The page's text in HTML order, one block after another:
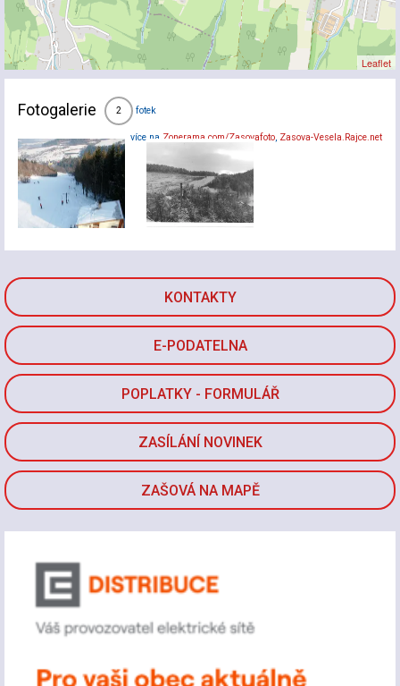
KONTAKTY
E-PODATELNA
POPLATKY - FORMULÁŘ
ZASÍLÁNÍ NOVINEK
ZAŠOVÁ NA MAPĚ
Leaflet
Fotogalerie 2 fotek
více na Zonerama.com/Zasovafoto, Zasova-Vesela.Rajce.net